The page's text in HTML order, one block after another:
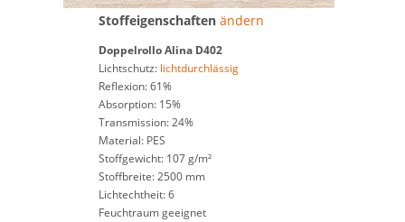
Stoffeigenschaften ändern
DoppelrolloAlina D402
Lichtschutz: lichtdurchlässig
Reflexion: 61%
Absorption: 15%
Transmission: 24%
Material: PES
Stoffgewicht: 107 g/m²
Stoffbreite: 2500 mm
Lichtechtheit: 6
Feuchtraum geeignet